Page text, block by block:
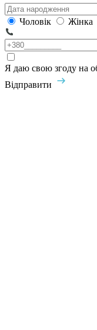
Чоловік Жінка
Я даю свою згоду на
Відправити